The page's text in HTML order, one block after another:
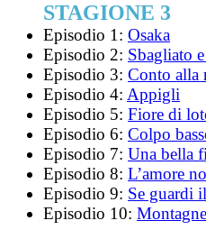
STAGIONE 3
Episodio 1: Osaka
Episodio 2: Sbagliato
Episodio 3: Conto alla
Episodio 4: Appigli
Episodio 5: Fiore di
Episodio 6: Colpo
Episodio 7: Una bella
Episodio 8: L’amore
Episodio 9: Se guardi
Episodio 10: